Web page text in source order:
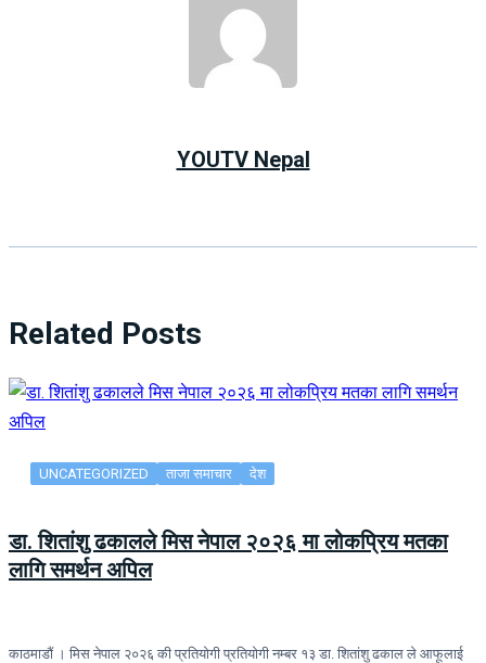
YOUTV Nepal
Related Posts
UNCATEGORIZED ताजा समाचार देश
डा. शितांशु ढकालले मिस नेपाल २०२६ मा लोकप्रिय मतका
लागि समर्थन अपिल
काठमाडौं । मिस नेपाल २०२६ की प्रतियोगी प्रतियोगी नम्बर १३ डा. शितांशु ढकाल ले आफूलाई